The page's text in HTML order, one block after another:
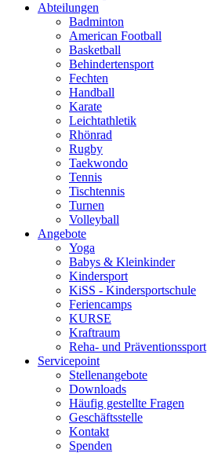
Abteilungen
Badminton
American Football
Basketball
Behindertensport
Fechten
Handball
Karate
Leichtathletik
Rhönrad
Rugby
Taekwondo
Tennis
Tischtennis
Turnen
Volleyball
Angebote
Yoga
Babys & Kleinkinder
Kindersport
KiSS - Kindersportschule
Feriencamps
KURSE
Kraftraum
Reha- und Präventionssport
Servicepoint
Stellenangebote
Downloads
Häufig gestellte Fragen
Geschäftsstelle
Kontakt
Spenden